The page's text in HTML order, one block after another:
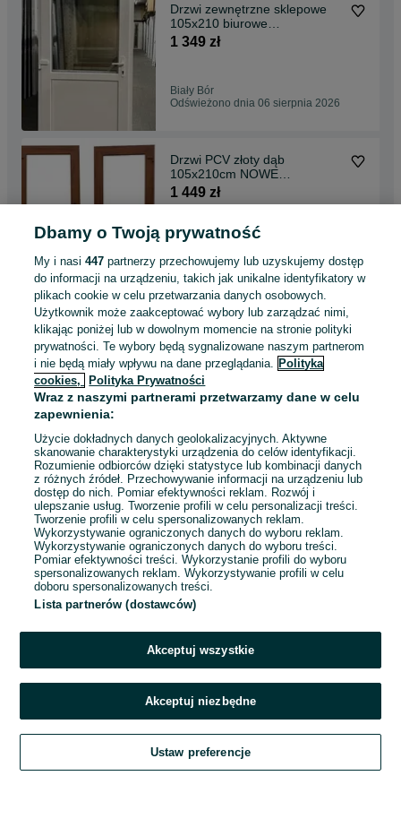
Drzwi zewnętrzne sklepowe
105x210 biurowe
magazynowe tarasowe NOWE
1 349 zł
Biały Bór
Odświeżono dnia 06 sierpnia 2026
Drzwi PCV złoty dąb
105x210cm NOWE
zewnętrzne Drzwi PCV
sklepowe tarasowe do biura –
różne wymiary
1 449 zł
Leszno
Drzwi zewnętrzne sklepowe
do biura na taras 110x210
białe OD RĘKI nowe,
TRANSPORT 150 zł
1 449 zł
Odświeżono dnia 06 sierpnia 2026
1 2 3 ... 16
Zadzwoń / SMS
Szukaj Obserwujesz Dodaj Czat Konto
Dbamy o Twoją prywatność
My i nasi447 partnerzy przechowujemy lub uzyskujemy dostęp
do informacji na urządzeniu, takich jak unikalne identyfikatory w
plikach cookie w celu przetwarzania danych osobowych.
Użytkownik może zaakceptować wybory lub zarządzać nimi,
klikając poniżej lub w dowolnym momencie na stronie polityki
prywatności. Te wybory będą sygnalizowane naszym partnerom
i nie będą miały wpływu na dane przeglądania. Polityka
cookies,
Polityka Prywatności
Wraz z naszymi partnerami przetwarzamy dane w celu
zapewnienia:
Użycie dokładnych danych geolokalizacyjnych. Aktywne
skanowanie charakterystyki urządzenia do celów identyfikacji.
Rozumienie odbiorców dzięki statystyce lub kombinacji danych
z różnych źródeł. Przechowywanie informacji na urządzeniu lub
dostęp do nich. Pomiar efektywności reklam. Rozwój i
ulepszanie usług. Tworzenie profili w celu personalizacji treści.
Tworzenie profili w celu spersonalizowanych reklam.
Wykorzystywanie ograniczonych danych do wyboru reklam.
Wykorzystywanie ograniczonych danych do wyboru treści.
Pomiar efektywności treści. Wykorzystanie profili do wyboru
spersonalizowanych reklam. Wykorzystywanie profili w celu
doboru spersonalizowanych treści.
Lista partnerów (dostawców)
Akceptuj wszystkie
Akceptuj niezbędne
Ustaw preferencje